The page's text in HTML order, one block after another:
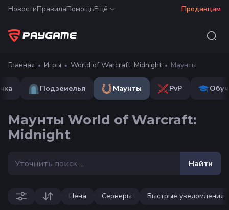
НовостиПравилаПомощьЕщё Продавцам
Главная Игры World of Warcraft: Midnight Маунты
Подземелья Маунты PvP
Маунты World of Warcraft:
Midnight
Найти
Цена Серверы Быстрые уведомления